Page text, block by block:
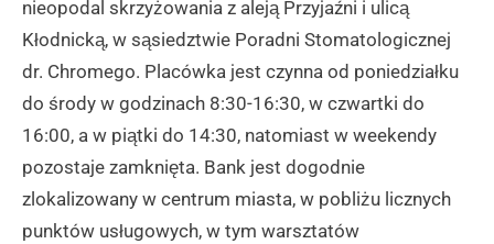
nieopodal skrzyżowania z aleją Przyjaźni i ulicą
Kłodnicką, w sąsiedztwie Poradni Stomatologicznej
dr. Chromego. Placówka jest czynna od poniedziałku
do środy w godzinach 8:30-16:30, w czwartki do
16:00, a w piątki do 14:30, natomiast w weekendy
pozostaje zamknięta. Bank jest dogodnie
zlokalizowany w centrum miasta, w pobliżu licznych
punktów usługowych, w tym warsztatów